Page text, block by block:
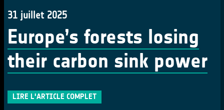
31 juillet 2025
Europe’s forests losing
their carbon sink power
LIRE L'ARTICLE COMPLET